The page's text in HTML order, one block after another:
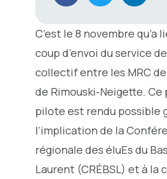
C’est le 8 novembre qu’a
coup d’envoi du service
collectif entre les MRC
de Rimouski-Neigette.
pilote est rendu possible
l’implication de la
régionale des éluEs du
Laurent (CRÉBSL) et à la